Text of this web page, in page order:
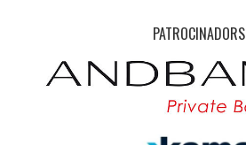
PATROCINADORS